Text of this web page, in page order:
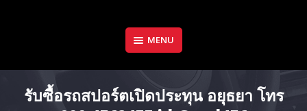
MENU
รับซื้อรถสปอร์ตเปิดประทุน อยุธยา โทร